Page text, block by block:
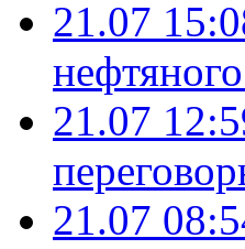
21.07
21.07
21.07